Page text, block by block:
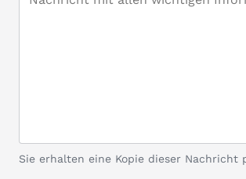
Sie erhalten eine Kopie dieser Nachricht